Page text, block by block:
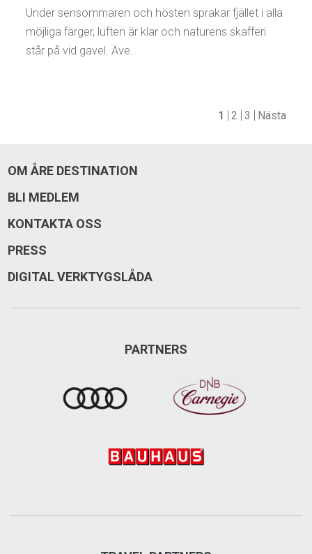
Under sensommaren och hösten sprakar fjället i alla
möjliga färger, luften är klar och naturens skafferi
står på vid gavel. Äve…
1 2 3 Nästa
OM ÅRE DESTINATION
BLI MEDLEM
KONTAKTA OSS
PRESS
DIGITAL VERKTYGSLÅDA
PARTNERS